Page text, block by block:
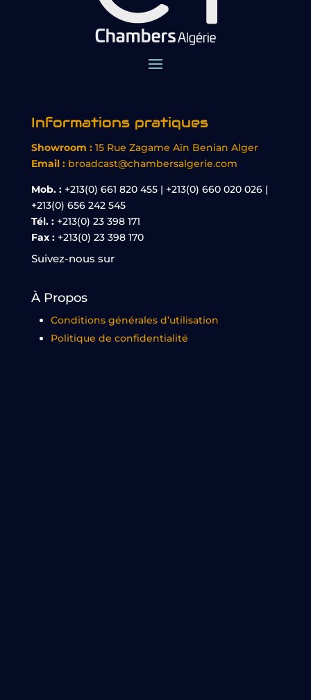
Informations pratiques
Showroom : 15 Rue Zagame Aïn Benian Alger
Email : broadcast@chambersalgerie.com
Mob. :+213(0) 661 820 455 | +213(0) 660 020 026 |
+213(0) 656 242 545
Tél. : +213(0) 23 398 171
Fax : +213(0) 23 398 170
Suivez-nous sur
À Propos
Conditions générales d’utilisation
Politique de confidentialité